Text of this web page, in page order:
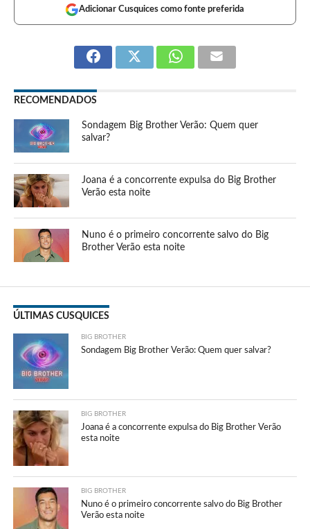
Adicionar Cusquices como fonte preferida
RECOMENDADOS
Sondagem Big Brother Verão: Quem quer
salvar?
Joana é a concorrente expulsa do Big Brother
Verão esta noite
Nuno é o primeiro concorrente salvo do Big
Brother Verão esta noite
ÚLTIMAS CUSQUICES
BIG BROTHER
Sondagem Big Brother Verão: Quem quer salvar?
BIG BROTHER
Joana é a concorrente expulsa do Big Brother Verão
esta noite
BIG BROTHER
Nuno é o primeiro concorrente salvo do Big Brother
Verão esta noite